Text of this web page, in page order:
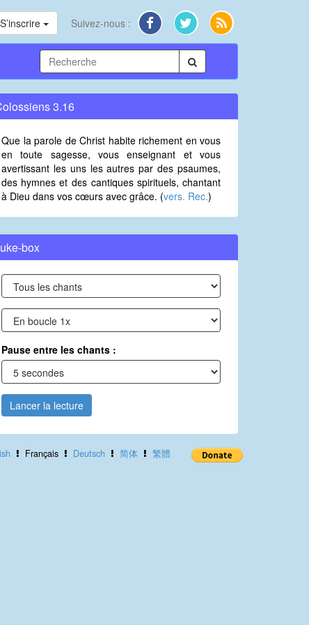
Suivez-nous :
3.16
Que la parole de Christ habite richement en vous
en toute sagesse, vous enseignant et vous
avertissant les uns les autres par des psaumes,
des hymnes et des cantiques spirituels, chantant
à Dieu dans vos cœurs avec grâce. (vers. Rec.)
box
Pause entre les chants :
Lancer la lecture
Français Deutsch 简体 繁體